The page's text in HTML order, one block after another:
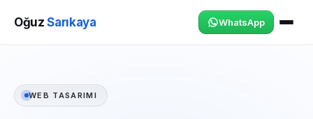
OğuzSarıkaya WhatsApp
WEB TASARIMI